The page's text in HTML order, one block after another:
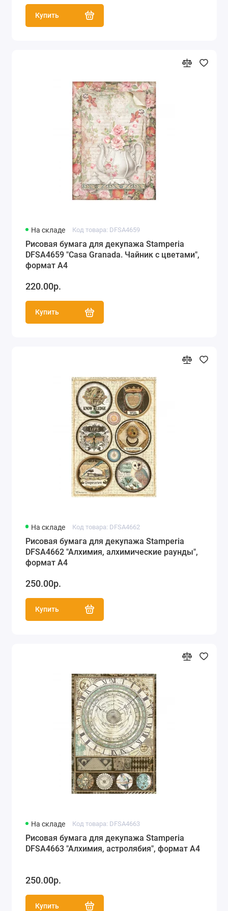
Купить
На складе Код товара: DFSA4659
Рисовая бумага для декупажа Stamperia
DFSA4659 "Casa Granada. Чайник с цветами",
формат А4
220.00р.
Купить
На складе Код товара: DFSA4662
Рисовая бумага для декупажа Stamperia
DFSA4662 "Алхимия, алхимические раунды",
формат А4
250.00р.
Купить
На складе Код товара: DFSA4663
Рисовая бумага для декупажа Stamperia
DFSA4663 "Алхимия, астролябия", формат А4
250.00р.
Купить